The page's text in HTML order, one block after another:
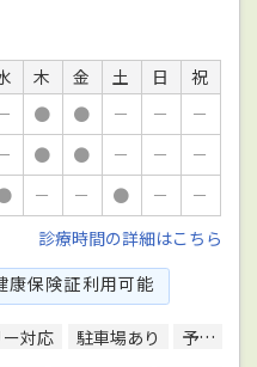
木 金 土 日
祝
● ● － －
－
● ● － －
－
－ － ● －
－
診療時間の詳細はこちら
康保険証利用可能
対応 駐車場あり 予約可